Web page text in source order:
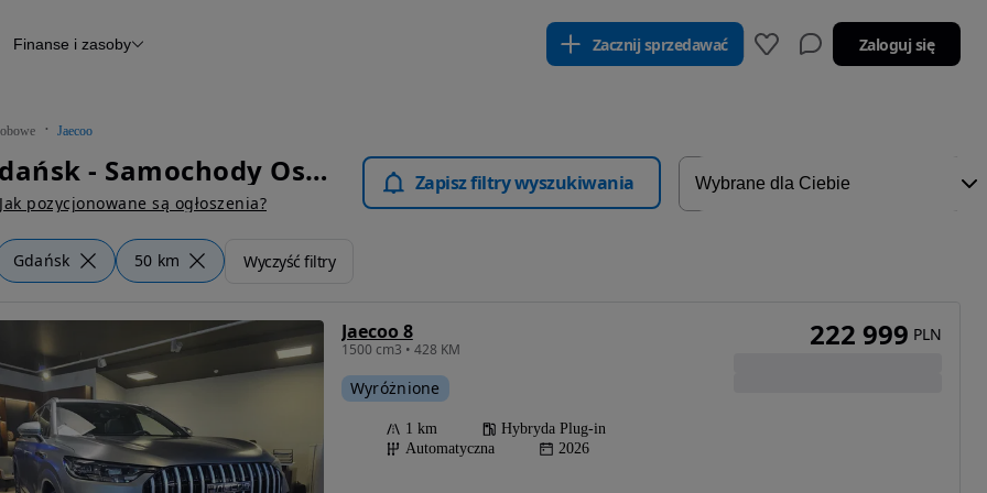
Raport z inspekcji
Otomoto News
Finanse i zasoby Zacznij sprzedawać Zaloguj się
Jaecoo
Jaecoo Gdańsk - Samochody Osobowe
Jak pozycjonowane są ogłoszenia?
Zapisz filtry wyszukiwania
Gdańsk 50 km Wyczyść filtry
Jaecoo 8
1500 cm3 • 428 KM
Wyróżnione
1 km
Hybryda Plug-in
Automatyczna
2026
222 999 PLN